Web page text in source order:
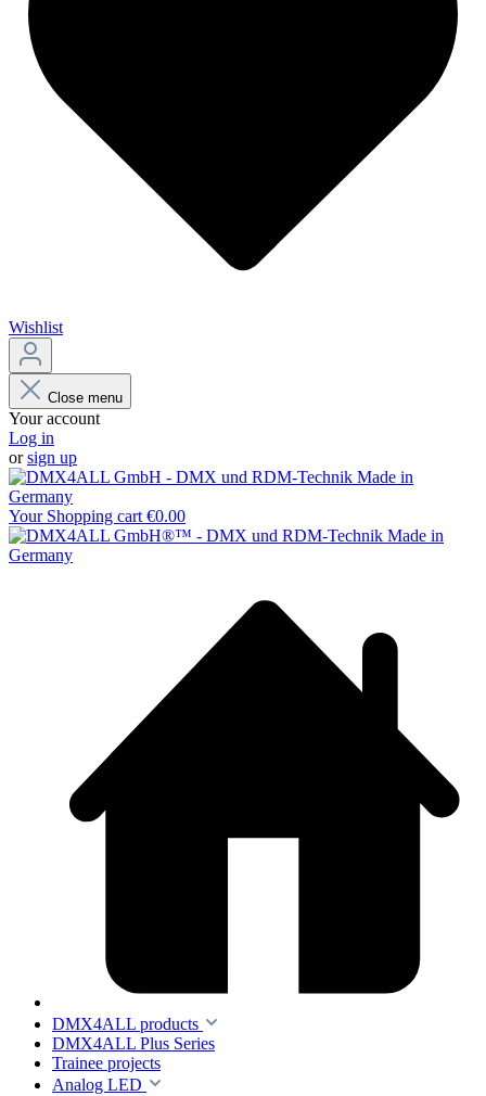
Wishlist
Close menu
Your account
Log in
orsign up
Your Shopping cart €0.00
DMX4ALL products
DMX4ALL Plus Series
Trainee projects
Analog LED